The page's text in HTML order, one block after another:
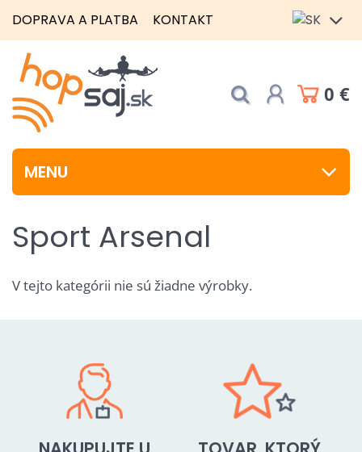
DOPRAVA A PLATBA KONTAKT
0 €
MENU
Sport Arsenal
V tejto kategórii nie sú žiadne výrobky.